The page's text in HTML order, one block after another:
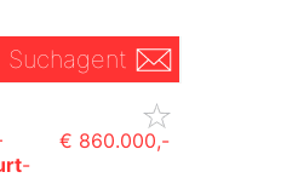
Suchagent
-
€ 860.000,-